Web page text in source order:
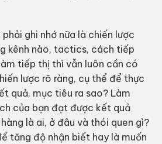
ghi nhớ nữa là chiến lược
kênh nào, tactics, cách tiếp
tiếp thị thì vẫn luôn cần có
lược rõ ràng, cụ thể để thực
quả, mục tiêu ra sao? Làm
của bạn đạt được kết quả
là ai, ở đâu và thói quen gì?
tăng độ nhận biết hay là muốn